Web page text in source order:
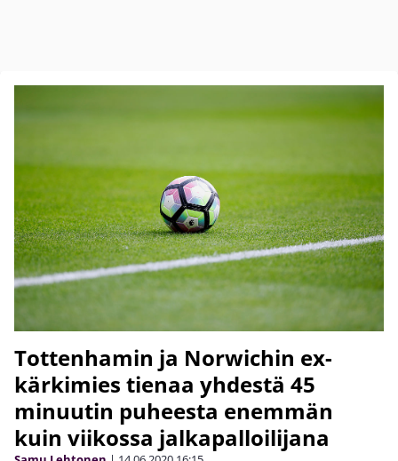
Tottenhamin ja Norwichin ex-
kärkimies tienaa yhdestä 45
minuutin puheesta enemmän
kuin viikossa jalkapalloilijana